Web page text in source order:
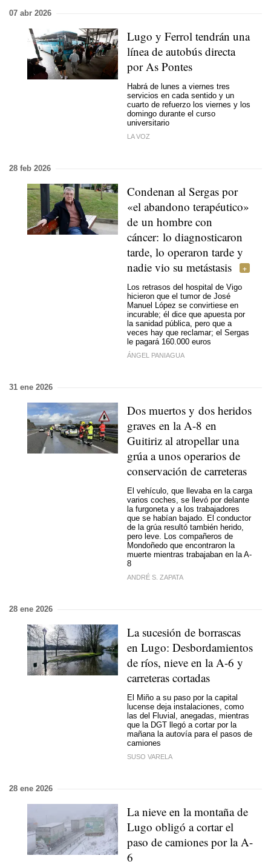
07 abr 2026
Lugo y Ferrol tendrán una
línea de autobús directa
por As Pontes
Habrá de lunes a viernes tres
servicios en cada sentido y un
cuarto de refuerzo los viernes y los
domingo durante el curso
universitario
LA VOZ
28 feb 2026
Condenan al Sergas por
«el abandono terapéutico»
de un hombre con
cáncer: lo diagnosticaron
tarde, lo operaron tarde y
nadie vio su metástasis
Los retrasos del hospital de Vigo
hicieron que el tumor de José
Manuel López se convirtiese en
incurable; él dice que apuesta por
la sanidad pública, pero que a
veces hay que reclamar; el Sergas
le pagará 160.000 euros
ÁNGEL PANIAGUA
31 ene 2026
Dos muertos y dos heridos
graves en la A-8 en
Guitiriz al atropellar una
grúa a unos operarios de
conservación de carreteras
El vehículo, que llevaba en la carga
varios coches, se llevó por delante
la furgoneta y a los trabajadores
que se habían bajado. El conductor
de la grúa resultó también herido,
pero leve. Los compañeros de
Mondoñedo que encontraron la
muerte mientras trabajaban en la A-
8
ANDRÉ S. ZAPATA
28 ene 2026
La sucesión de borrascas
en Lugo: Desbordamientos
de ríos, nieve en la A-6 y
carreteras cortadas
El Miño a su paso por la capital
lucense deja instalaciones, como
las del Fluvial, anegadas, mientras
que la DGT llegó a cortar por la
mañana la autovía para el pasos de
camiones
SUSO VARELA
28 ene 2026
La nieve en la montaña de
Lugo obligó a cortar el
paso de camiones por la A-
6